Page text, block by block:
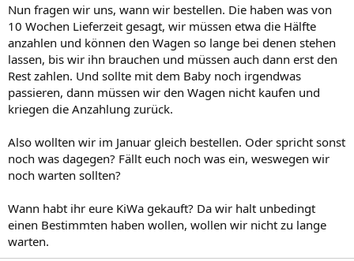
Nun fragen wir uns, wann wir bestellen. Die haben was von
10 Wochen Lieferzeit gesagt, wir müssen etwa die Hälfte
anzahlen und können den Wagen so lange bei denen stehen
lassen, bis wir ihn brauchen und müssen auch dann erst den
Rest zahlen. Und sollte mit dem Baby noch irgendwas
passieren, dann müssen wir den Wagen nicht kaufen und
kriegen die Anzahlung zurück.
Also wollten wir im Januar gleich bestellen. Oder spricht sonst
noch was dagegen? Fällt euch noch was ein, weswegen wir
noch warten sollten?
Wann habt ihr eure KiWa gekauft? Da wir halt unbedingt
einen Bestimmten haben wollen, wollen wir nicht zu lange
warten.